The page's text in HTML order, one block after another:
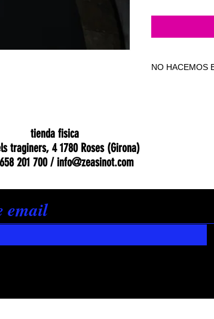
NO HACEMOS
fisica
traginers, 4 1780 Roses (Girona)
201 700 /info@zeasinot.com